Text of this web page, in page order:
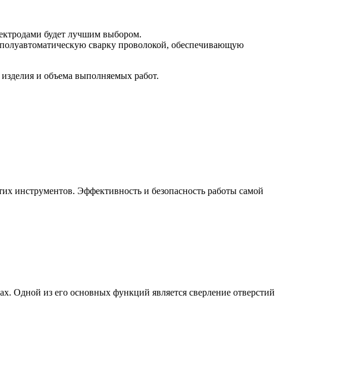
будет лучшим выбором.
сварку проволокой, обеспечивающую
и объема выполняемых работ.